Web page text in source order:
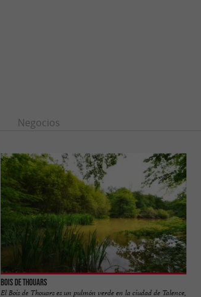
Negocios
Bois de Thouars
El Bois de Thouars es un pulmón verde en la ciudad de Talence,